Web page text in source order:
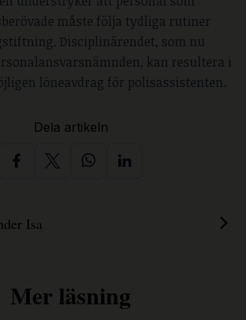
måste följa tydliga rutiner
Disciplinärendet, som nu
kan resultera i
löneavdrag för polisassistenten.
Dela artikeln
Isa
Mer läsning